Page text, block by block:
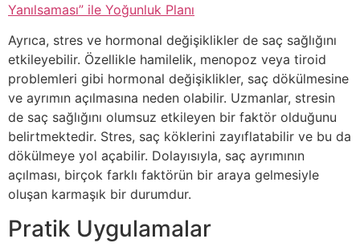
Yanılsaması” ile Yoğunluk Planı
Ayrıca, stres ve hormonal değişiklikler de saç sağlığını
etkileyebilir. Özellikle hamilelik, menopoz veya tiroid
problemleri gibi hormonal değişiklikler, saç dökülmesine
ve ayrımın açılmasına neden olabilir. Uzmanlar, stresin
de saç sağlığını olumsuz etkileyen bir faktör olduğunu
belirtmektedir. Stres, saç köklerini zayıflatabilir ve bu da
dökülmeye yol açabilir. Dolayısıyla, saç ayrımının
açılması, birçok farklı faktörün bir araya gelmesiyle
oluşan karmaşık bir durumdur.
Pratik Uygulamalar